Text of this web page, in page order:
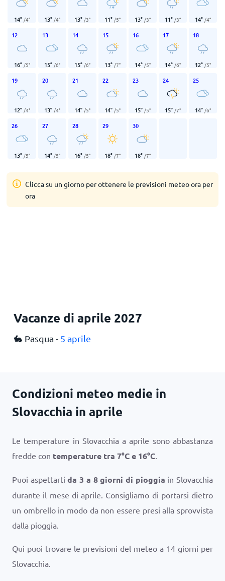
14° /4° 13° /4° 13° /3° 11° /5° 13° /3° 11° /3° 14° /4°
12
16° /5°
13
15° /6°
14
15° /6°
15
13° /7°
16
14° /5°
17
14° /6°
18
12° /5°
19
12° /4°
20
13° /4°
21
14° /5°
22
14° /5°
23
15° /5°
24
15° /7°
25
14° /6°
26
13° /5°
27
14° /5°
28
16° /5°
29
18° /7°
30
18° /7°
Clicca su un giorno per ottenere le previsioni meteo ora per
ora
Vacanze di aprile 2027
🐇 Pasqua - 5 aprile
Condizioni meteo medie in
Slovacchia in aprile
Le temperature in Slovacchia a aprile sono abbastanza
fredde con temperature tra 7°Ce 16°C.
Puoi aspettartida 3 a 8 giorni di pioggia in Slovacchia
durante il mese di aprile. Consigliamo di portarsi dietro
un ombrello in modo da non essere presi alla sprovvista
dalla pioggia.
Qui puoi trovare le previsioni del meteo a 14 giorni per
Slovacchia.